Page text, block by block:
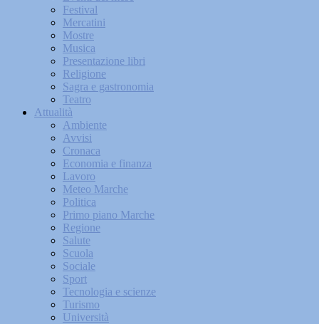
Festival
Mercatini
Mostre
Musica
Presentazione libri
Religione
Sagra e gastronomia
Teatro
Attualità
Ambiente
Avvisi
Cronaca
Economia e finanza
Lavoro
Meteo Marche
Politica
Primo piano Marche
Regione
Salute
Scuola
Sociale
Sport
Tecnologia e scienze
Turismo
Università